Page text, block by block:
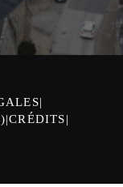
CRÉDITS